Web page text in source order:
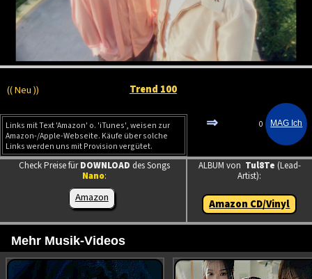
(( Neu )) Trend 100
Links mit Text 'Amazon' o. 'iTunes', weisen zur
Amazon-/Apple-Webseite. Käufe über solche
Links werden uns mit Provision vergütet.
⇒ 0
Check Preise fürDOWNLOAD des Songs
Nano:
Amazon
ALBUM von Tul8Te (Lead-
Artist):
Amazon CD/Vinyl
Mehr Musik-Videos